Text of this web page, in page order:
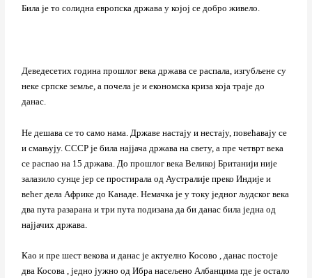
Била је то солидна европска држава у којој се добро живело.
Деведесетих година прошлог века држава се распала, изгубљене су
неке српске земље, а почела је и економска криза која траје до
данас.
Не дешава се то само нама. Државе настају и нестају, повећавају се
и смањују. СССР је била најјача држава на свету, а пре четврт века
се распао на 15 држава. До прошлог века Великој Британији није
залазило сунце јер се простирала од Аустралије преко Индије и
већег дела Африке до Канаде. Немачка је у току једног људског века
два пута разарана и три пута подизана да би данас била једна од
најјачих држава.
Као и пре шест векова и данас је актуелно Косово , данас постоје
два Косова , једно јужно од Ибра насељено Албанцима где је остало